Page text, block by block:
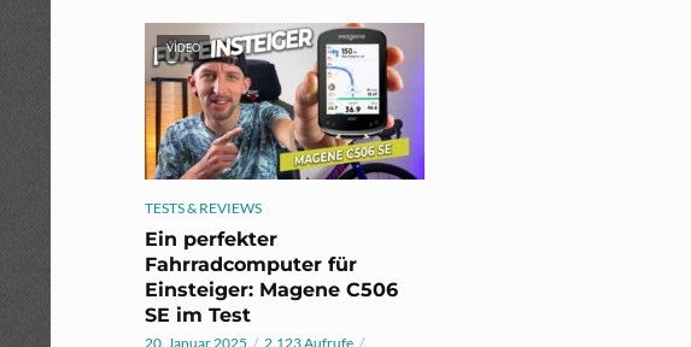
VIDEO
TESTS & REVIEWS
Ein perfekter
Fahrradcomputer für
Einsteiger: Magene C506
SE im Test
20. Januar 2025
2.123 Aufrufe